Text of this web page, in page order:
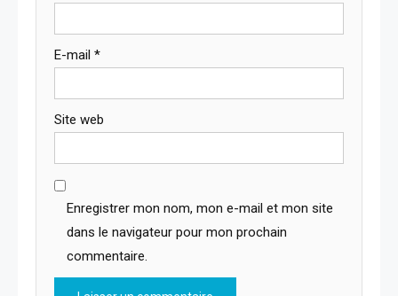
E-mail *
Site web
Enregistrer mon nom, mon e-mail et mon site
dans le navigateur pour mon prochain
commentaire.